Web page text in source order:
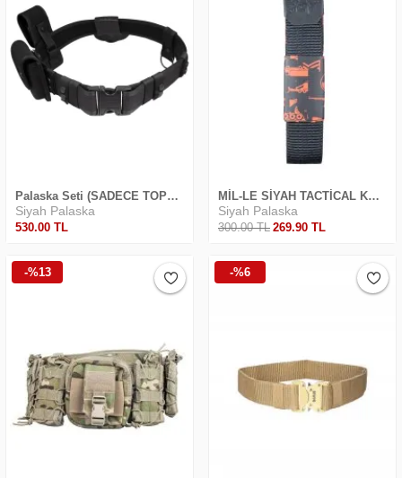
Palaska Seti (SADECE TOPTAN SİPARİŞ ÜZERİNE SATILIR)
Siyah Palaska
530.00 TL
MİL-LE SİYAH TACTİCAL KEMER PALASKA
Siyah Palaska
300.00TL 269.90 TL
-%13 -%6